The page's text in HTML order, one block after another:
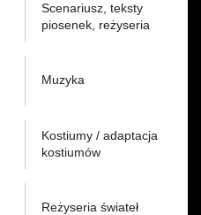
Scenariusz, teksty
piosenek, reżyseria
Muzyka
Kostiumy / adaptacja
kostiumów
Reżyseria świateł